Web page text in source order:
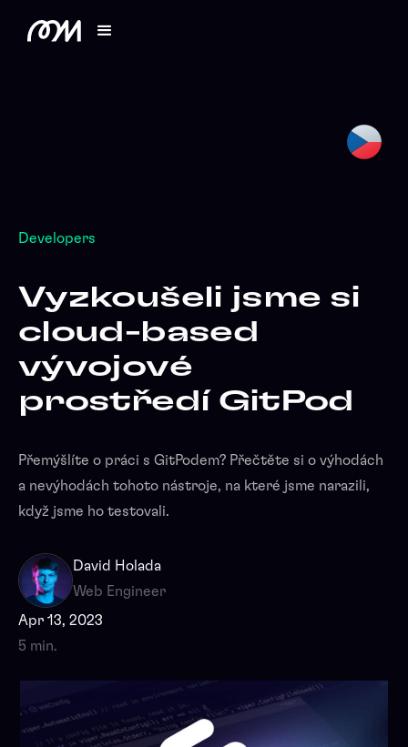
Developers
Vyzkoušeli jsme si
cloud-based
vývojové
prostředí GitPod
Přemýšlíte o práci s GitPodem? Přečtěte si o výhodách
a nevýhodách tohoto nástroje, na které jsme narazili,
když jsme ho testovali.
David Holada
Web Engineer
Apr 13, 2023
5 min.